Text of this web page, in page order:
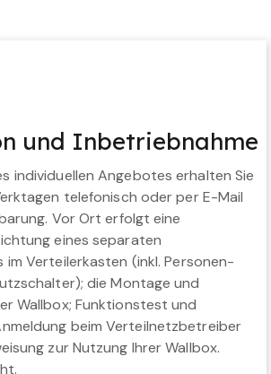
und Inbetriebnahme
individuellen Angebotes erhalten Sie
telefonisch oder per E-Mail
Vor Ort erfolgt eine
eines separaten
im Verteilerkasten (inkl. Personen-
die Montage und
Wallbox; Funktionstest und
beim Verteilnetzbetreiber
zur Nutzung Ihrer Wallbox.